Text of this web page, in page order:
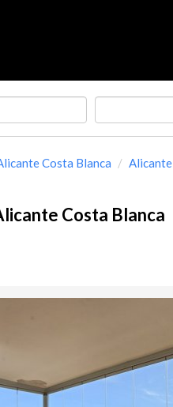
Costa Blanca Alicante
Costa Blanca